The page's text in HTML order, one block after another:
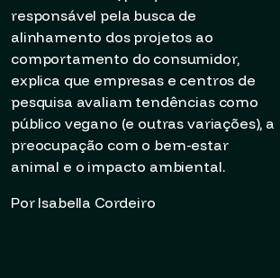
responsável pela busca de
alinhamento dos projetos ao
comportamento do consumidor,
explica que empresas e centros de
pesquisa avaliam tendências como
público vegano (e outras variações), a
preocupação com o bem-estar
animal e o impacto ambiental.
Por Isabella Cordeiro